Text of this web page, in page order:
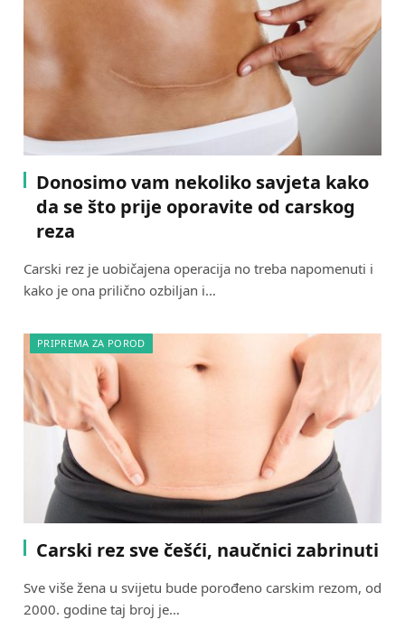
Donosimo vam nekoliko savjeta kako
da se što prije oporavite od carskog
reza
Carski rez je uobičajena operacija no treba napomenuti i
kako je ona prilično ozbiljan i…
PRIPREMA ZA POROD
Carski rez sve češći, naučnici zabrinuti
Sve više žena u svijetu bude porođeno carskim rezom, od
2000. godine taj broj je…